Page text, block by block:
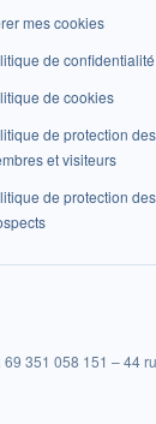
mes cookies
de confidentialité
de cookies
de protection
et visiteurs
de protection
351 058 151 – 44